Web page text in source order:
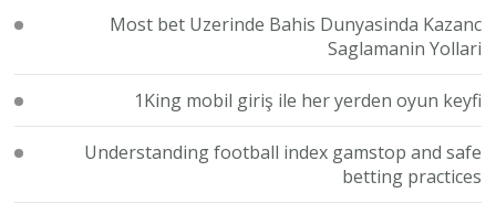
Most bet Uzerinde Bahis Dunyasinda Kazanc
Saglamanin Yollari
1King mobil giriş ile her yerden oyun keyfi
Understanding football index gamstop and safe
betting practices